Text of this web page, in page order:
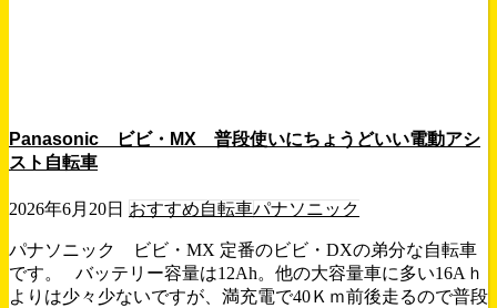
Panasonic ビビ・MX 普段使いにちょうどいい電動アシ
スト自転車
2026年6月20日 おすすめ自転車パナソニック
パナソニック ビビ・MX 定番のビビ・DXの弟分な自転車
です。 バッテリー容量は12Ah。他の大容量車に多い16Aｈ
よりは少々少ないですが、満充電で40Ｋｍ前後走るので普段